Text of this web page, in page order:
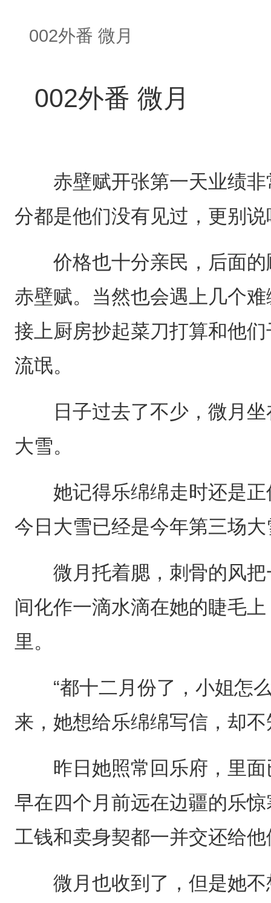
002外番 微月
002外番 微月
赤壁赋开张第一天业绩非
分都是他们没有见过，更别
价格也十分亲民，后面的
赤壁赋。当然也会遇上几个
接上厨房抄起菜刀打算和他
流氓。
日子过去了不少，微月坐
大雪。
她记得乐绵绵走时还是正
今日大雪已经是今年第三场
微月托着腮，刺骨的风把
间化作一滴水滴在她的睫毛
里。
“都十二月份了，小姐怎么
来，她想给乐绵绵写信，却
昨日她照常回乐府，里面
早在四个月前远在边疆的乐
工钱和卖身契都一并交还给
微月也收到了，但是她不